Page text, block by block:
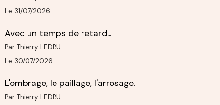
Le 31/07/2026
Avec un temps de retard...
Par Thierry LEDRU
Le 30/07/2026
L'ombrage, le paillage, l'arrosage.
Par Thierry LEDRU